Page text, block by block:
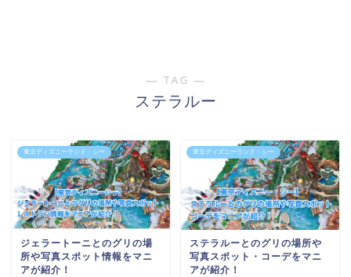
― TAG ―
ステラルー
東京ディズニーランド・シー
ジェラートーニとのグリの場
所や写真スポット情報をマニ
アが紹介！
東京ディズニーランド・シー
ステラルーとのグリの場所や
写真スポット・コーデをマニ
アが紹介！